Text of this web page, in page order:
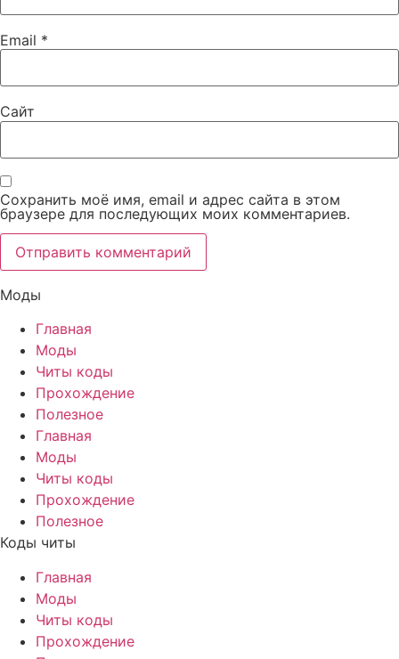
Email *
Сайт
Сохранить моё имя, email и адрес сайта в этом
браузере для последующих моих комментариев.
Моды
Главная
Моды
Читы коды
Прохождение
Полезное
Главная
Моды
Читы коды
Прохождение
Полезное
Коды читы
Главная
Моды
Читы коды
Прохождение